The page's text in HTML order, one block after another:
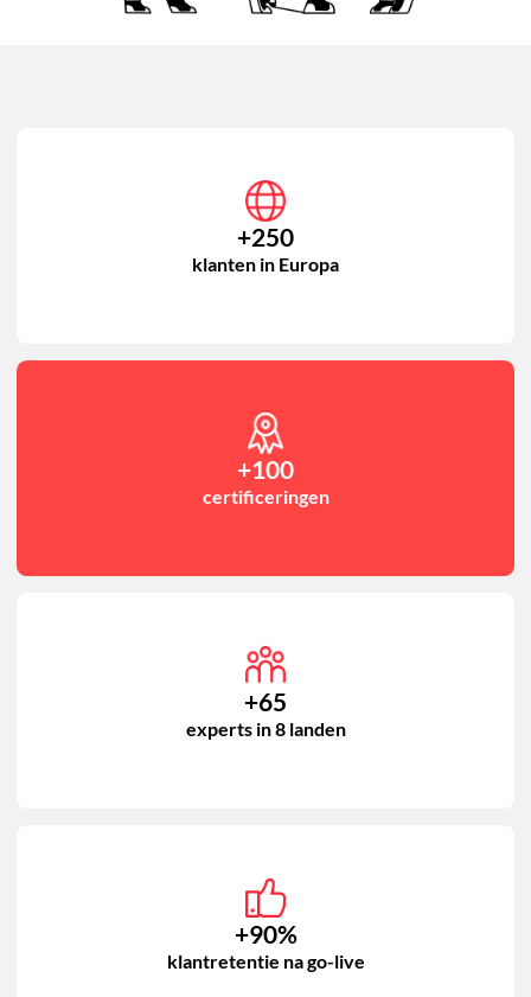
+250
klanten in Europa
+100
certificeringen
+65
experts in 8 landen
+90%
klantretentie na go-live